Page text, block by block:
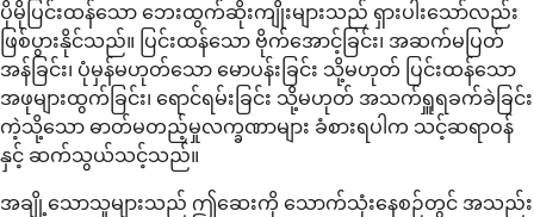
ပိုမိုပြင်းထန်သော ဘေးထွက်ဆိုးကျိုးများသည် ရှားပါးသော်လည်း
ဖြစ်ပွားနိုင်သည်။ ပြင်းထန်သော ဗိုက်အောင့်ခြင်း၊ အဆက်မပြတ်
အန်ခြင်း၊ ပုံမှန်မဟုတ်သော မောပန်းခြင်း သို့မဟုတ် ပြင်းထန်သော
အဖုများထွက်ခြင်း၊ ရောင်ရမ်းခြင်း သို့မဟုတ် အသက်ရှူရခက်ခဲခြင်း
ကဲ့သို့သော ဓာတ်မတည့်မှုလက္ခဏာများ ခံစားရပါက သင့်ဆရာဝန်
နှင့် ဆက်သွယ်သင့်သည်။
အချို့သောသူများသည် ဤဆေးကို သောက်သုံးနေစဉ်တွင် အသည်း